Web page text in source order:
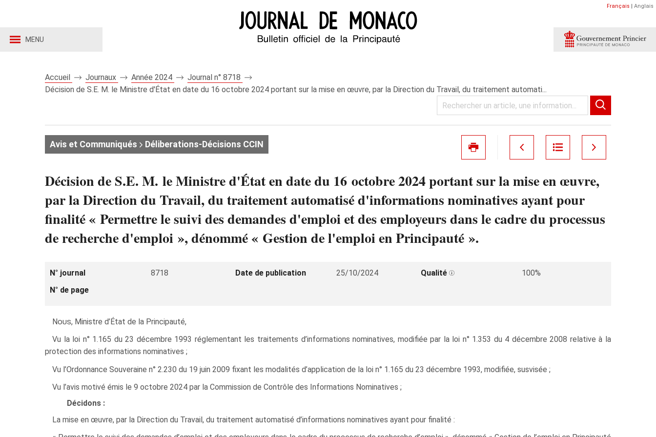
MENU
Français | Anglais
Accueil Journaux Année 2024
Journal n° 8718
Décision de S.E. M. le Ministre d'État en date du 16 octobre 2024 portant sur la mise en œuvre, par la Direction du Travail, du traitement automati...
Avis et Communiqués Déliberations-Décisions CCIN
Décision de S.E. M. le Ministre d'État en date du 16 octobre 2024 portant sur la mise en œuvre,
par la Direction du Travail, du traitement automatisé d'informations nominatives ayant pour
finalité « Permettre le suivi des demandes d'emploi et des employeurs dans le cadre du processus
de recherche d'emploi », dénommé « Gestion de l'emploi en Principauté ».
N° journal 8718 Date de publication 25/10/2024 Qualité
100%
N° de page
Nous, Ministre d’État de la Principauté,
Vu la loi n° 1.165 du 23 décembre 1993 réglementant les traitements d’informations nominatives, modifiée par la loi n° 1.353 du 4 décembre 2008 relative à la
protection des informations nominatives ;
Vu l’Ordonnance Souveraine n° 2.230 du 19 juin 2009 fixant les modalités d’application de la loi n° 1.165 du 23 décembre 1993, modifiée, susvisée ;
Vu l’avis motivé émis le 9 octobre 2024 par la Commission de Contrôle des Informations Nominatives ;
Décidons :
La mise en œuvre, par la Direction du Travail, du traitement automatisé d’informations nominatives ayant pour finalité :